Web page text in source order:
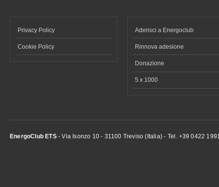
Privacy Policy
Cookie Policy
Aderisci a Energoclub
Rinnova adesione
Donazione
5 x 1000
EnergoClub ETS- Via Isonzo 10 - 31100 Treviso (Italia) - Tel. +39 0422